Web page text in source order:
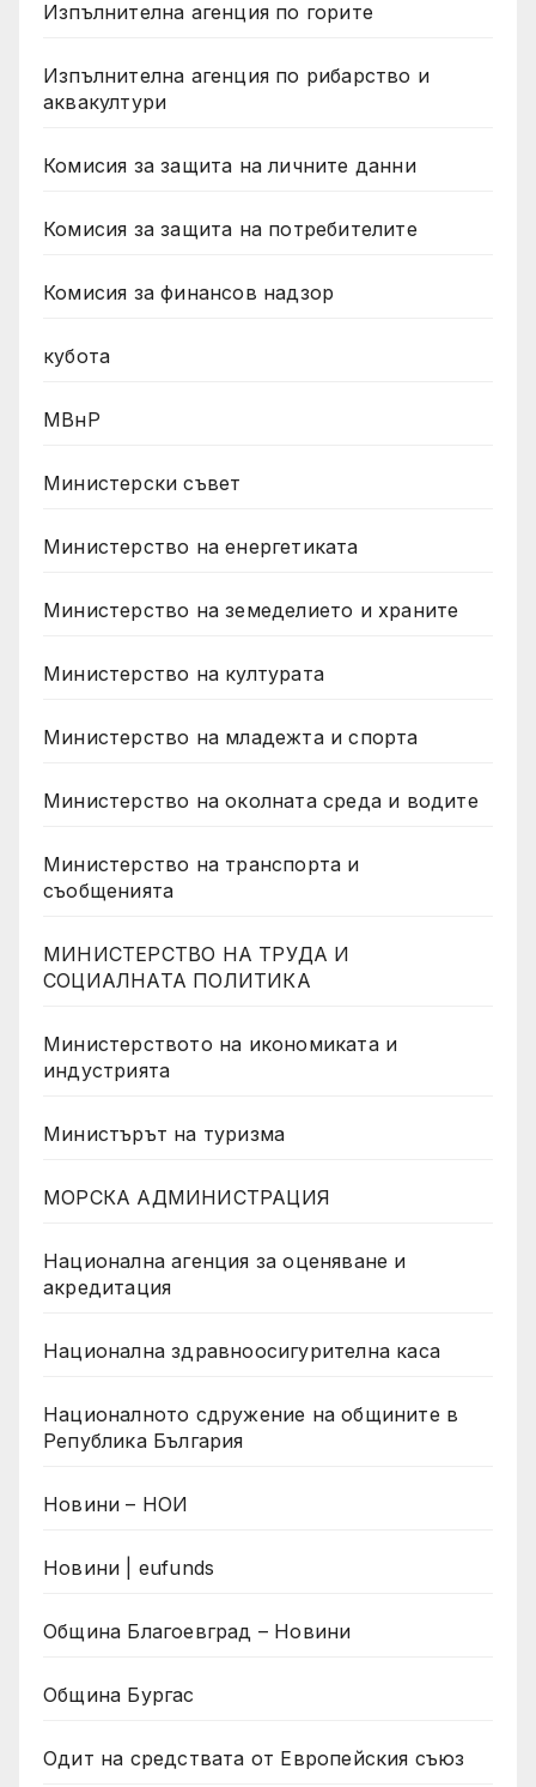
Изпълнителна агенция по горите
Изпълнителна агенция по рибарство и
аквакултури
Комисия за защита на личните данни
Комисия за защита на потребителите
Комисия за финансов надзор
кубота
МВнР
Министерски съвет
Министерство на енергетиката
Министерство на земеделието и храните
Министерство на културата
Министерство на младежта и спорта
Министерство на околната среда и водите
Министерство на транспорта и
съобщенията
МИНИСТЕРСТВО НА ТРУДА И
СОЦИАЛНАТА ПОЛИТИКА
Министерството на икономиката и
индустрията
Министърът на туризма
МОРСКА АДМИНИСТРАЦИЯ
Национална агенция за оценяване и
акредитация
Национална здравноосигурителна каса
Националното сдружение на общините в
Република България
Новини – НОИ
Новини | eufunds
Община Благоевград – Новини
Община Бургас
Одит на средствата от Европейския съюз